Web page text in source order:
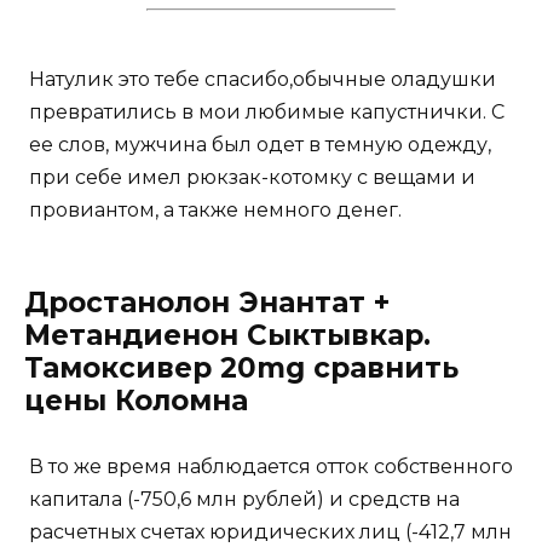
Натулик это тебе спасибо,обычные оладушки
превратились в мои любимые капустнички. С
ее слов, мужчина был одет в темную одежду,
при себе имел рюкзак-котомку с вещами и
провиантом, а также немного денег.
Дростанолон Энантат +
Метандиенон Сыктывкар.
Тамоксивер 20mg сравнить
цены Коломна
В то же время наблюдается отток собственного
капитала (-750,6 млн рублей) и средств на
расчетных счетах юридических лиц (-412,7 млн